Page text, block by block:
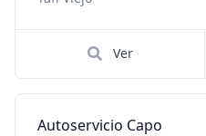
Ver
Autoservicio Capo